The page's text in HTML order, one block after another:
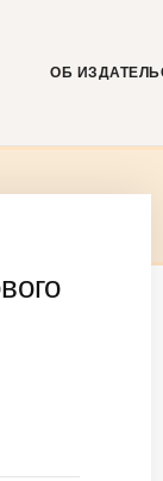
ОБ